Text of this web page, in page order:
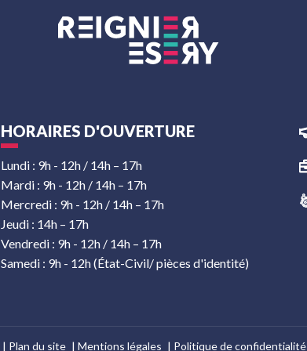
HORAIRES D'OUVERTURE
Lundi : 9h - 12h / 14h – 17h
Mardi : 9h - 12h / 14h – 17h
Mercredi : 9h - 12h / 14h – 17h
Jeudi : 14h – 17h
Vendredi : 9h - 12h / 14h – 17h
Samedi : 9h - 12h (État-Civil/ pièces d'identité)
Plan du site Mentions légales Politique de confidentialité